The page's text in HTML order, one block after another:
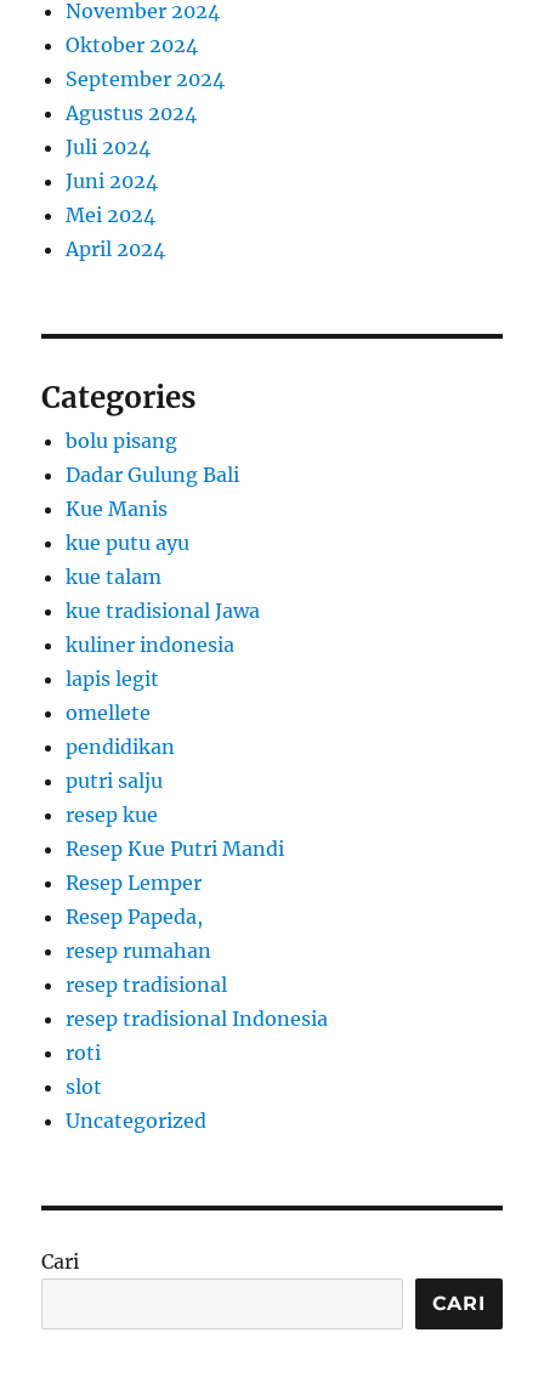
November 2024
Oktober 2024
September 2024
Agustus 2024
Juli 2024
Juni 2024
Mei 2024
April 2024
Categories
bolu pisang
Dadar Gulung Bali
Kue Manis
kue putu ayu
kue talam
kue tradisional Jawa
kuliner indonesia
lapis legit
omellete
pendidikan
putri salju
resep kue
Resep Kue Putri Mandi
Resep Lemper
Resep Papeda,
resep rumahan
resep tradisional
resep tradisional Indonesia
roti
slot
Uncategorized
Cari
CARI